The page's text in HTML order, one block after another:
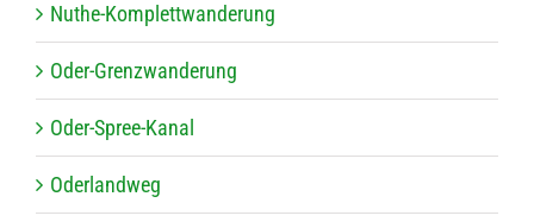
Nuthe-Kom­plett­wan­de­rung
Oder-Grenz­wan­de­rung
Oder-Spree-Kanal
Oder­land­weg